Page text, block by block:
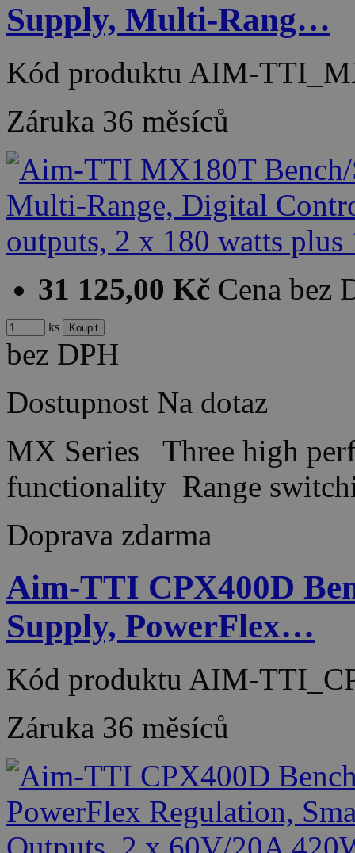
Supply, Multi-Rang…
Kód produktu AIM-
Záruka 36 měsíců
31 125,00 Kč Cena bez
ks
bez DPH
Dostupnost Na dotaz
MX Series Three high
functionality Range
Doprava zdarma
Aim-TTI CPX400D
Supply, PowerFlex…
Kód produktu AIM-
Záruka 36 měsíců